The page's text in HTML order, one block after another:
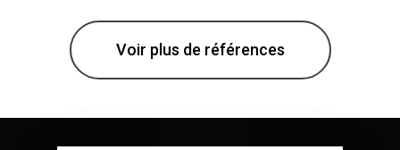
Voir plus de références